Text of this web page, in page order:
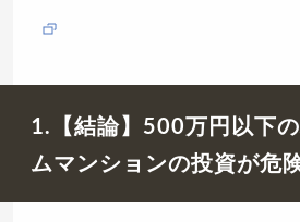
1.【結論】500万円以下
ムマンションの投資が危